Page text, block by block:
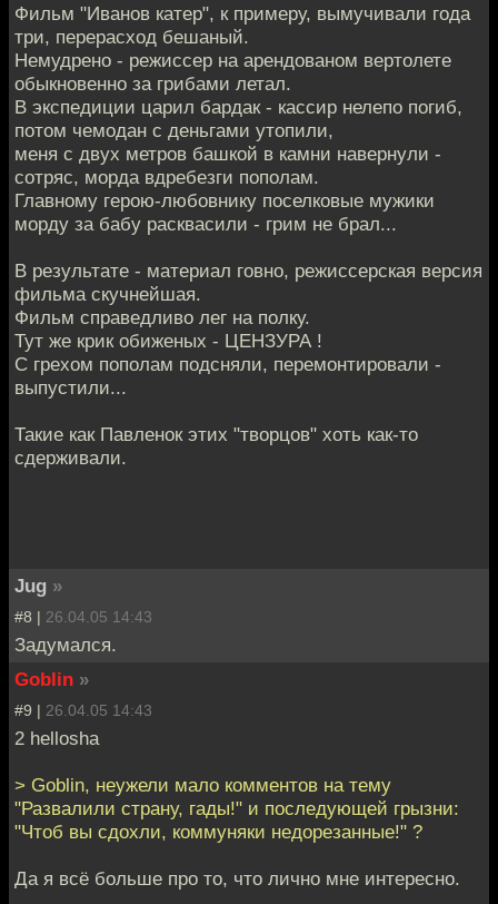
Фильм "Иванов катер", к примеру, вымучивали года
три, перерасход бешаный.
Немудрено - режиссер на арендованом вертолете
обыкновенно за грибами летал.
В экспедиции царил бардак - кассир нелепо погиб,
потом чемодан с деньгами утопили,
меня с двух метров башкой в камни навернули -
сотряс, морда вдребезги пополам.
Главному герою-любовнику поселковые мужики
морду за бабу расквасили - грим не брал...
В результате - материал говно, режиссерская версия
фильма скучнейшая.
Фильм справедливо лег на полку.
Тут же крик обиженых - ЦЕНЗУРА !
С грехом пополам подсняли, перемонтировали -
выпустили...
Такие как Павленок этих "творцов" хоть как-то
сдерживали.
Jug »
#8 | 26.04.05 14:43
Задумался.
Goblin »
#9 | 26.04.05 14:43
2 hellosha
> Goblin, неужели мало комментов на тему
"Развалили страну, гады!" и последующей грызни:
"Чтоб вы сдохли, коммуняки недорезанные!" ?
Да я всё больше про то, что лично мне интересно.